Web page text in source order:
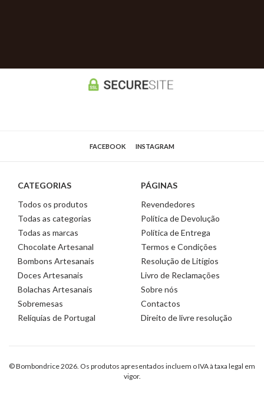
FACEBOOK INSTAGRAM
CATEGORIAS
Todos os produtos
Todas as categorias
Todas as marcas
Chocolate Artesanal
Bombons Artesanais
Doces Artesanais
Bolachas Artesanais
Sobremesas
Relíquias de Portugal
PÁGINAS
Revendedores
Política de Devolução
Política de Entrega
Termos e Condições
Resolução de Litígios
Livro de Reclamações
Sobre nós
Contactos
Direito de livre resolução
© Bombondrice 2026. Os produtos apresentados incluem o IVA à taxa legal em
vigor.